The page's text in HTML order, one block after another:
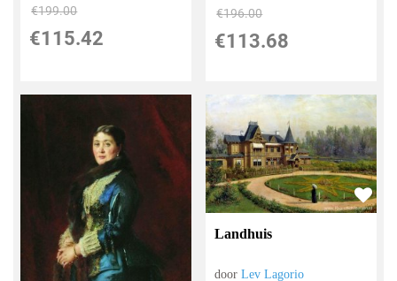
€199.00
€115.42
€196.00
€113.68
Landhuis
doorLev Lagorio